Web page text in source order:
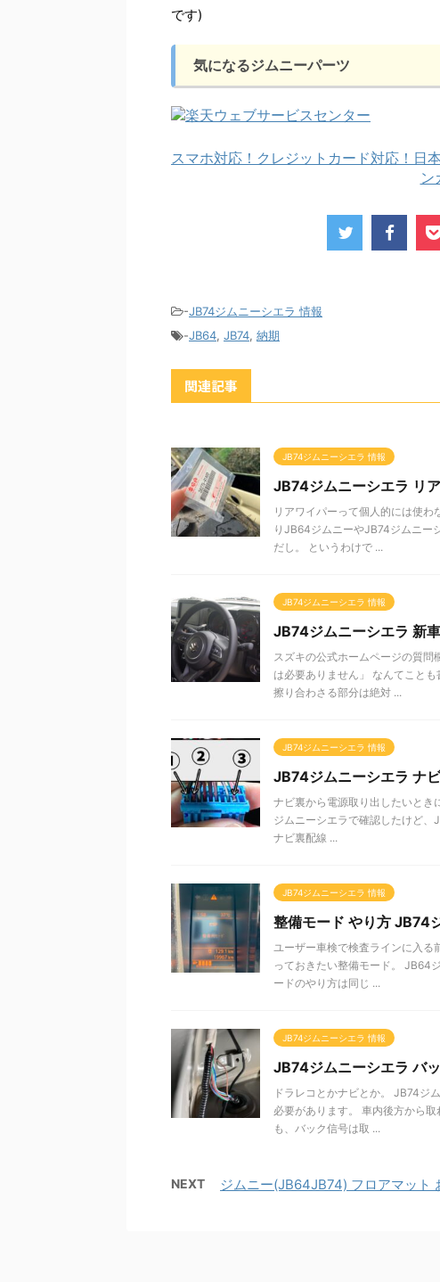
です)
気になるジムニーパーツ
スマホ対応！クレジットカード対応！日
-JB74ジムニーシエラ 情報
-JB64, JB74, 納期
関連記事
JB74ジムニーシエラ 情報
JB74ジムニーシエラ リ
リアワイパーって個人的には使
りJB64ジムニーやJB74ジムニー
だし。 というわけで ...
JB74ジムニーシエラ 情報
JB74ジムニーシエラ 新
スズキの公式ホームページの質
は必要ありません」 なんてこと
擦り合わさる部分は絶対 ...
JB74ジムニーシエラ 情報
JB74ジムニーシエラ ナ
ナビ裏から電源取り出したいとき
ジムニーシエラで確認したけど
ナビ裏配線 ...
JB74ジムニーシエラ 情報
整備モード やり方 JB74
ユーザー車検で検査ラインに入
っておきたい整備モード。 JB64
ードのやり方は同じ ...
JB74ジムニーシエラ 情報
JB74ジムニーシエラ バ
ドラレコとかナビとか。 JB74ジ
必要があります。 車内後方から
も、バック信号は取 ...
NEXT ジムニー(JB64JB74) フロアマット